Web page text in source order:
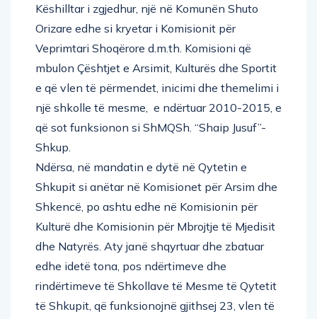
Këshilltar i zgjedhur, një në Komunën Shuto
Orizare edhe si kryetar i Komisionit për
Veprimtari Shoqërore d.m.th. Komisioni që
mbulon Çështjet e Arsimit, Kulturës dhe Sportit
e që vlen të përmendet, inicimi dhe themelimi i
një shkolle të mesme, e ndërtuar 2010-2015, e
që sot funksionon si ShMQSh. “Shaip Jusuf”-
Shkup.
Ndërsa, në mandatin e dytë në Qytetin e
Shkupit si anëtar në Komisionet për Arsim dhe
Shkencë, po ashtu edhe në Komisionin për
Kulturë dhe Komisionin për Mbrojtje të Mjedisit
dhe Natyrës. Aty janë shqyrtuar dhe zbatuar
edhe idetë tona, pos ndërtimeve dhe
rindërtimeve të Shkollave të Mesme të Qytetit
të Shkupit, që funksionojnë gjithsej 23, vlen të